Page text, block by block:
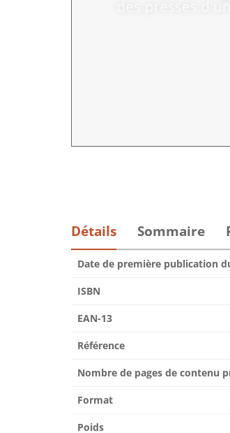
Détails Sommaire
Date de première publication
ISBN
EAN-13
Référence
Nombre de pages de contenu
Format
Poids